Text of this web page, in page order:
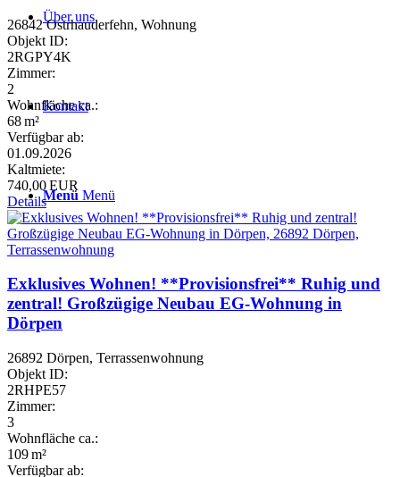
Über uns
Kontakt
Menü Menü
26842 Ostrhauderfehn, Wohnung
Objekt ID:
2RGPY4K
Zimmer:
2
Wohnfläche ca.:
68 m²
Verfügbar ab:
01.09.2026
Kaltmiete:
740,00 EUR
Details
Exklusives Wohnen! **Provisionsfrei** Ruhig und
zentral! Großzügige Neubau EG-Wohnung in
Dörpen
26892 Dörpen, Terrassenwohnung
Objekt ID:
2RHPE57
Zimmer:
3
Wohnfläche ca.:
109 m²
Verfügbar ab: